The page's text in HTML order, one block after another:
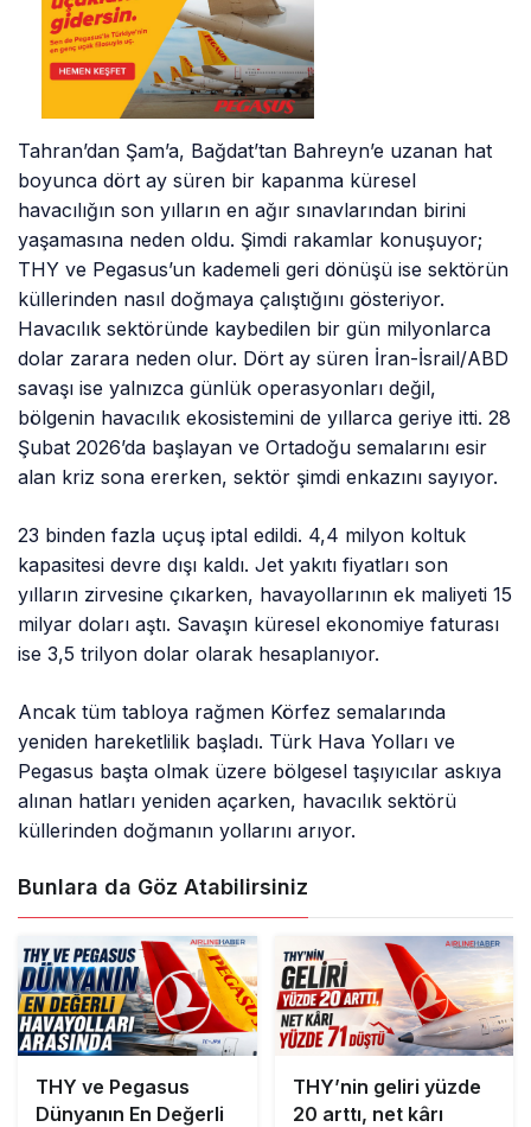
Tahran’dan Şam’a, Bağdat’tan Bahreyn’e uzanan hat
boyunca dört ay süren bir kapanma küresel
havacılığın son yılların en ağır sınavlarından birini
yaşamasına neden oldu. Şimdi rakamlar konuşuyor;
THY ve Pegasus’un kademeli geri dönüşü ise sektörün
küllerinden nasıl doğmaya çalıştığını gösteriyor.
Havacılık sektöründe kaybedilen bir gün milyonlarca
dolar zarara neden olur. Dört ay süren İran-İsrail/ABD
savaşı ise yalnızca günlük operasyonları değil,
bölgenin havacılık ekosistemini de yıllarca geriye itti. 28
Şubat 2026’da başlayan ve Ortadoğu semalarını esir
alan kriz sona ererken, sektör şimdi enkazını sayıyor.
23 binden fazla uçuş iptal edildi. 4,4 milyon koltuk
kapasitesi devre dışı kaldı. Jet yakıtı fiyatları son
yılların zirvesine çıkarken, havayollarının ek maliyeti 15
milyar doları aştı. Savaşın küresel ekonomiye faturası
ise 3,5 trilyon dolar olarak hesaplanıyor.
Ancak tüm tabloya rağmen Körfez semalarında
yeniden hareketlilik başladı. Türk Hava Yolları ve
Pegasus başta olmak üzere bölgesel taşıyıcılar askıya
alınan hatları yeniden açarken, havacılık sektörü
küllerinden doğmanın yollarını arıyor.
Bunlara da Göz Atabilirsiniz
THY ve Pegasus
Dünyanın En Değerli
THY’nin geliri yüzde
20 arttı, net kârı